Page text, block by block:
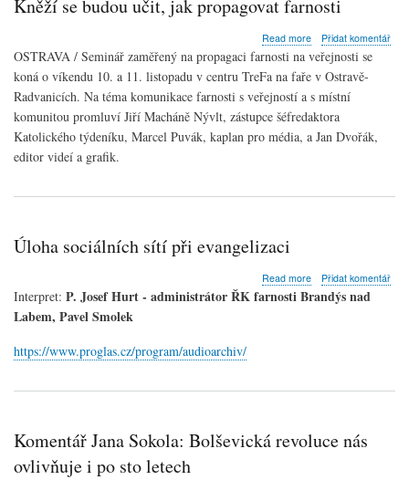
katolických
Kněží se budou učit, jak propagovat farnosti
Read moreabout
Kněží
budou
učit,
jak
farnosti
Přidat komentář
OSTRAVA / Seminář zaměřený na propagaci farnosti na veřejnosti se
koná o víkendu 10. a 11. listopadu v centru TreFa na faře v Ostravě-
Radvanicích. Na téma komunikace farnosti s veřejností a s místní
komunitou promluví Jiří Macháně Nývlt, zástupce šéfredaktora
Katolického týdeníku, Marcel Puvák, kaplan pro média, a Jan Dvořák,
editor videí a grafik.
Úloha sociálních sítí při evangelizaci
Read moreabout
Úloha
sociálních
Přidat komentář
Interpret: P. Josef Hurt - administrátor ŘK farnosti Brandýs nad
Labem, Pavel Smolek
https://www.proglas.cz/program/audioarchiv/
Komentář Jana Sokola: Bolševická revoluce nás
ovlivňuje i po sto letech